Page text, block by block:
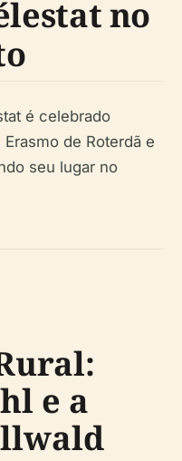
no
é celebrado
de Roterdã e
seu lugar no
e a